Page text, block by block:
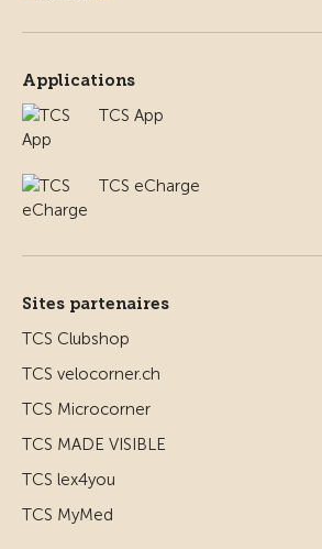
Applications
TCS App
TCS eCharge
Sites partenaires
TCS Clubshop
TCS velocorner.ch
TCS Microcorner
TCS MADE VISIBLE
TCS lex4you
TCS MyMed